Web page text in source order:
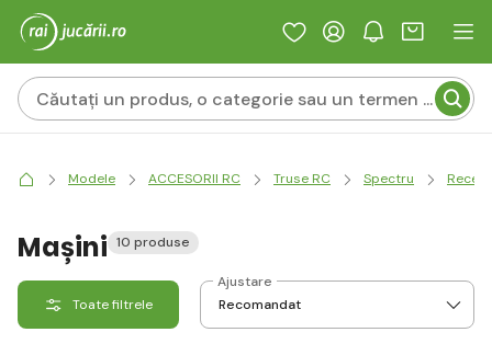
Modele ACCESORII RC Truse RC Spectru
Mașini 10 produse
Toate filtrele
Ajustare